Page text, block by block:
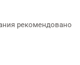
рекомендовано